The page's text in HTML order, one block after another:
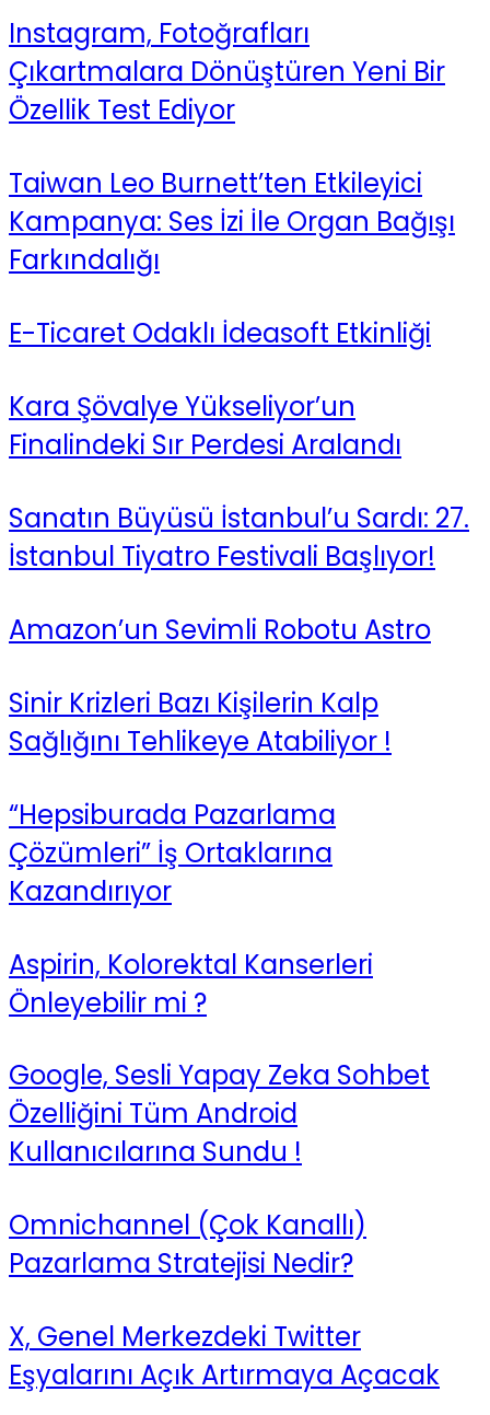
Instagram, Fotoğrafları
Çıkartmalara Dönüştüren Yeni Bir
Özellik Test Ediyor
Taiwan Leo Burnett’ten Etkileyici
Kampanya: Ses İzi İle Organ Bağışı
Farkındalığı
E-Ticaret Odaklı İdeasoft Etkinliği
Kara Şövalye Yükseliyor’un
Finalindeki Sır Perdesi Aralandı
Sanatın Büyüsü İstanbul’u Sardı: 27.
İstanbul Tiyatro Festivali Başlıyor!
Amazon’un Sevimli Robotu Astro
Sinir Krizleri Bazı Kişilerin Kalp
Sağlığını Tehlikeye Atabiliyor !
“Hepsiburada Pazarlama
Çözümleri” İş Ortaklarına
Kazandırıyor
Aspirin, Kolorektal Kanserleri
Önleyebilir mi ?
Google, Sesli Yapay Zeka Sohbet
Özelliğini Tüm Android
Kullanıcılarına Sundu !
Omnichannel (Çok Kanallı)
Pazarlama Stratejisi Nedir?
X, Genel Merkezdeki Twitter
Eşyalarını Açık Artırmaya Açacak